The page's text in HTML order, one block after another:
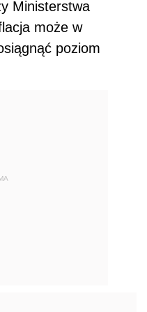
Ministerstwa
może w
poziom